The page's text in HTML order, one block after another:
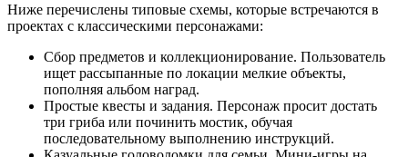
Ниже перечислены типовые схемы, которые встречаются в
проектах с классическими персонажами:
Сбор предметов и коллекционирование. Пользователь
ищет рассыпанные по локации мелкие объекты,
пополняя альбом наград.
Простые квесты и задания. Персонаж просит достать
три гриба или починить мостик, обучая
последовательному выполнению инструкций.